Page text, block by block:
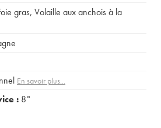
gras, Volaille aux anchois à la
En savoir plus...
: 8°